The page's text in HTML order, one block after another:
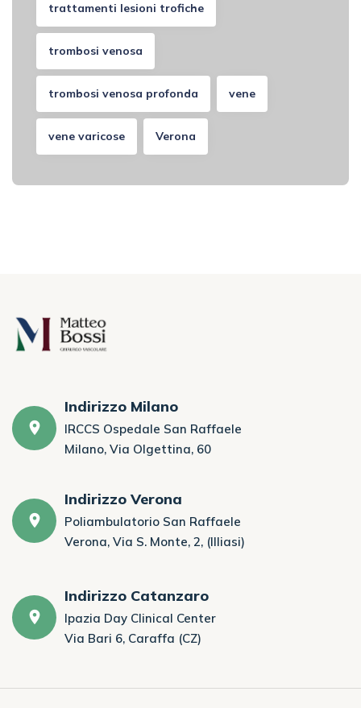
trattamenti lesioni trofiche
trombosi venosa
trombosi venosa profonda vene
vene varicose Verona
Indirizzo Milano
IRCCS Ospedale San Raffaele
Milano, Via Olgettina, 60
Indirizzo Verona
Poliambulatorio San Raffaele
Verona, Via S. Monte, 2, (Illiasi)
Indirizzo Catanzaro
Ipazia Day Clinical Center
Via Bari 6, Caraffa (CZ)